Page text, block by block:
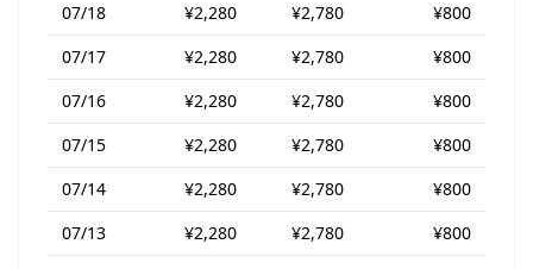
07/18
¥2,280 ¥2,780
¥800
07/17
¥2,280 ¥2,780
¥800
07/16
¥2,280 ¥2,780
¥800
07/15
¥2,280 ¥2,780
¥800
07/14
¥2,280 ¥2,780
¥800
07/13
¥2,280 ¥2,780
¥800